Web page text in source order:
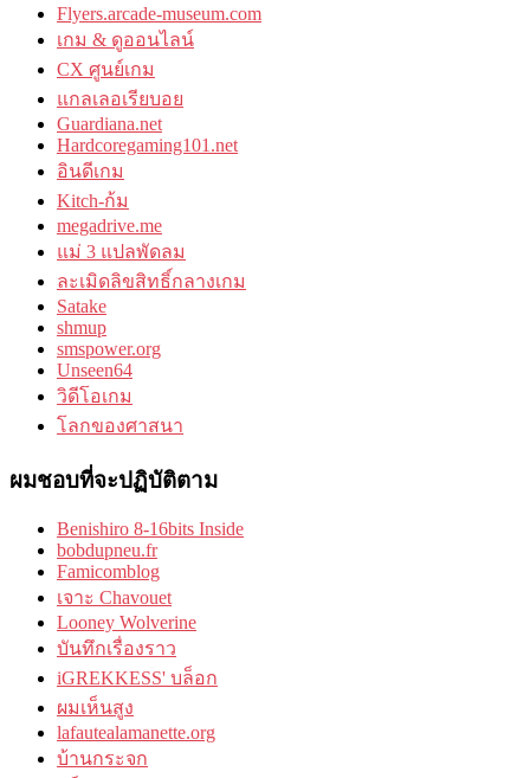
Flyers.arcade-museum.com
เกม & ดูออนไลน์
CX ศูนย์เกม
แกลเลอเรียบอย
Guardiana.net
Hardcoregaming101.net
อินดีเกม
Kitch-ก้ม
megadrive.me
แม่ 3 แปลพัดลม
ละเมิดลิขสิทธิ์กลางเกม
Satake
shmup
smspower.org
Unseen64
วิดีโอเกม
โลกของศาสนา
ผมชอบที่จะปฏิบัติตาม
Benishiro 8-16bits Inside
bobdupneu.fr
Famicomblog
เจาะ Chavouet
Looney Wolverine
บันทึกเรื่องราว
iGREKKESS' บล็อก
ผมเห็นสูง
lafautealamanette.org
บ้านกระจก